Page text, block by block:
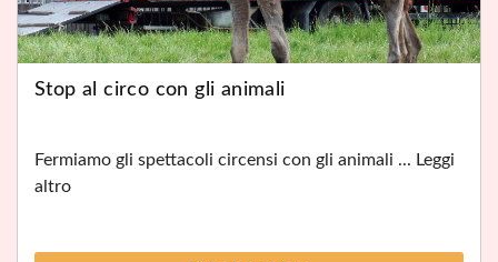
Stop al circo con gli animali
Fermiamo gli spettacoli circensi con gli animali ... Leggi
altro